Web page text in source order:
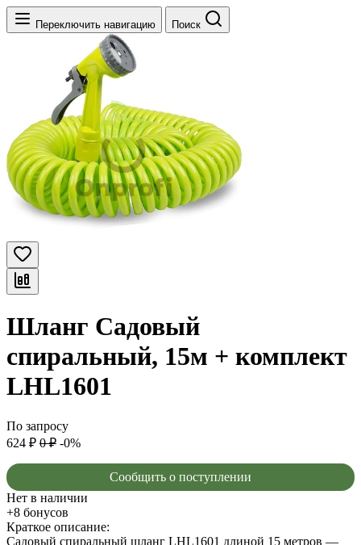
Переключить навигацию Поиск
Шланг Садовый
спиральный, 15м + комплект
LHL1601
По запросу
624 ₽ 0 ₽ -0%
Сообщить о поступлении
Нет в наличии
+8 бонусов
Краткое описание:
Садовый спиральный шланг LHL1601 длиной 15 метров —